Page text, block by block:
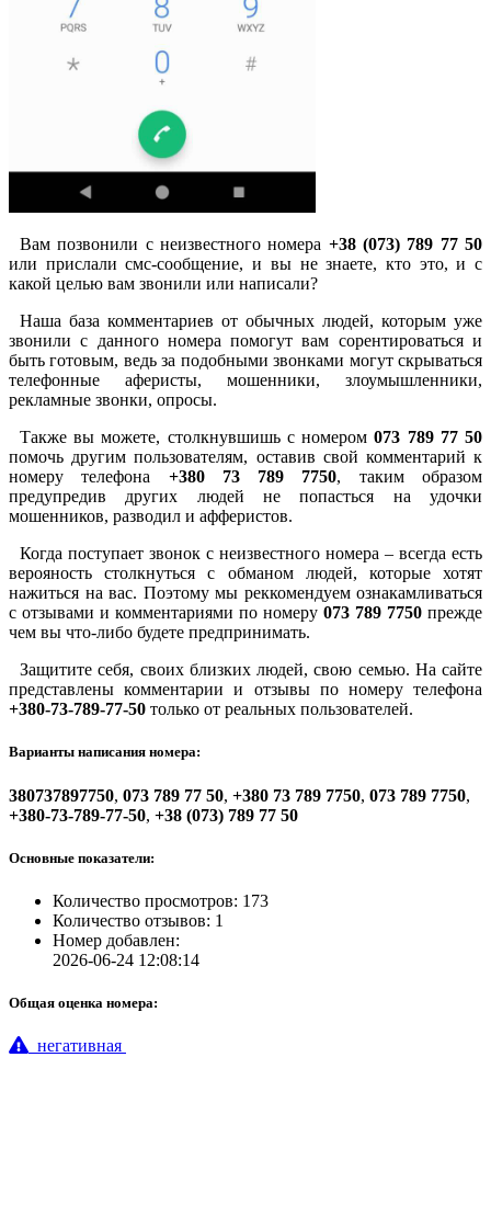
Вам позвонили с неизвестного номера +38 (073) 789 77 50
или прислали смс-сообщение, и вы не знаете, кто это, и с
какой целью вам звонили или написали?
Наша база комментариев от обычных людей, которым уже
звонили с данного номера помогут вам сорентироваться и
быть готовым, ведь за подобными звонками могут скрываться
телефонные аферисты, мошенники, злоумышленники,
рекламные звонки, опросы.
Также вы можете, столкнувшишь с номером073 789 77 50
помочь другим пользователям, оставив свой комментарий к
номеру телефона +380 73 789 7750, таким образом
предупредив других людей не попасться на удочки
мошенников, разводил и афферистов.
Когда поступает звонок с неизвестного номера – всегда есть
верояность столкнуться с обманом людей, которые хотят
нажиться на вас. Поэтому мы реккомендуем ознакамливаться
с отзывами и комментариями по номеру 073 789 7750 прежде
чем вы что-либо будете предпринимать.
Защитите себя, своих близких людей, свою семью. На сайте
представлены комментарии и отзывы по номеру телефона
+380-73-789-77-50 только от реальных пользователей.
Варианты написания номера:
380737897750, 073 789 77 50, +380 73 789 7750, 073 789 7750,
+380-73-789-77-50, +38 (073) 789 77 50
Основные показатели:
Количество просмотров: 173
Количество отзывов: 1
Номер добавлен:
2026-06-24 12:08:14
Общая оценка номера:
негативная